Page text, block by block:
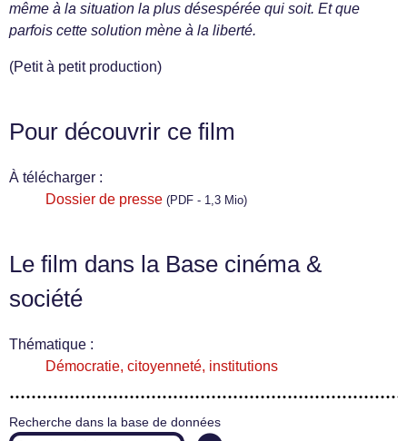
même à la situation la plus désespérée qui soit. Et que
parfois cette solution mène à la liberté.
(Petit à petit production)
Pour découvrir ce film
À télécharger :
Dossier de presse (PDF - 1,3 Mio)
Le film dans la Base cinéma &
société
Thématique :
Démocratie, citoyenneté, institutions
Recherche dans la base de données